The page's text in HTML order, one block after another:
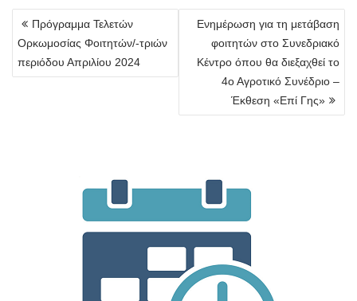
Πλοήγηση
άρθρων
Πρόγραμμα Τελετών
Ορκωμοσίας Φοιτητών/-τριών
περιόδου Απριλίου 2024
Ενημέρωση για τη μετάβαση
φοιτητών στο Συνεδριακό
Κέντρο όπου θα διεξαχθεί το
4ο Αγροτικό Συνέδριο –
Έκθεση «Επί Γης»